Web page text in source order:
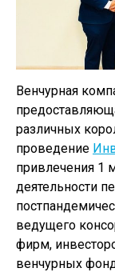
Венчурная
различных
проведение
привлечения 1
деятельности
ведущего
фирм,
венчурных